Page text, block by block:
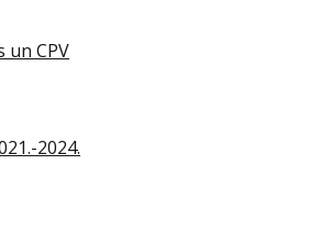
un CPV
2024.